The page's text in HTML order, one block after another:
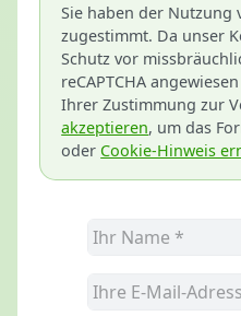
Sie haben der Nutzung
zugestimmt. Da unser
Schutz vor
reCAPTCHA
Ihrer Zustimmung zur
akzeptieren, um das
oder Cookie-Hinweis